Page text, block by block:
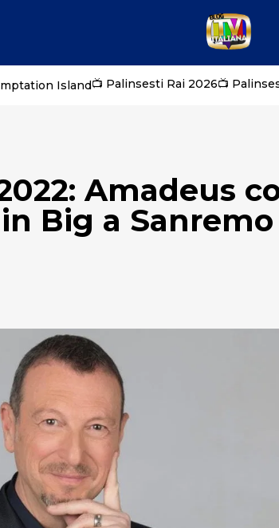
Island📺 Palinsesti Rai 2026📺
Amadeus
Big a Sanremo